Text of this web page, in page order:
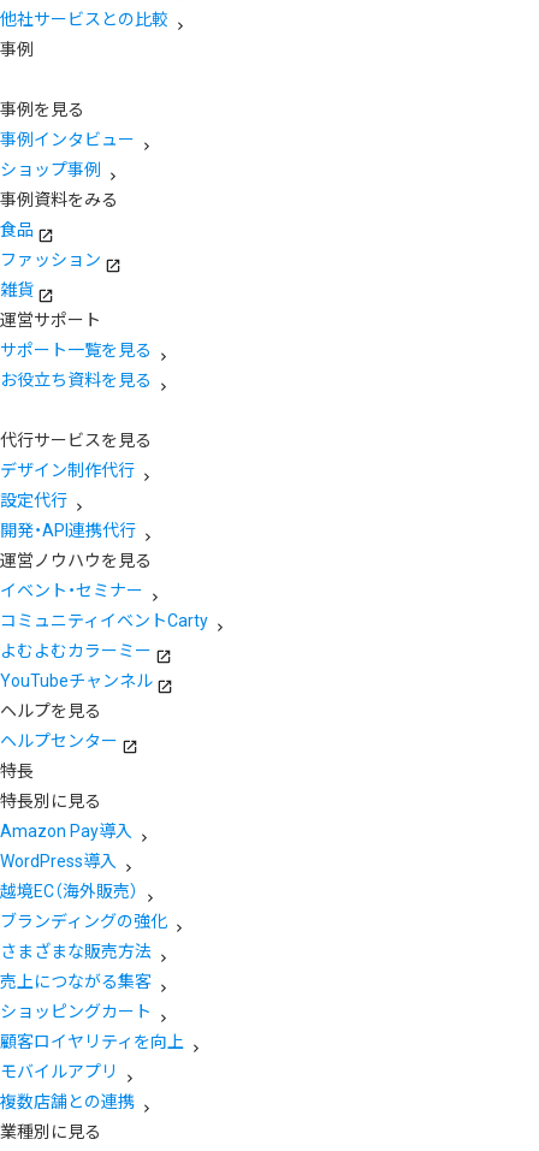
他社サービスとの比較
事例
事例を見る
事例インタビュー
ショップ事例
事例資料をみる
食品
ファッション
雑貨
運営サポート
サポート一覧を見る
お役立ち資料を見る
代行サービスを見る
デザイン制作代行
設定代行
開発・API連携代行
運営ノウハウを見る
イベント・セミナー
コミュニティイベントCarty
よむよむカラーミー
YouTubeチャンネル
ヘルプを見る
ヘルプセンター
特長
特長別に見る
Amazon Pay導入
WordPress導入
越境EC（海外販売）
ブランディングの強化
さまざまな販売方法
売上につながる集客
ショッピングカート
顧客ロイヤリティを向上
モバイルアプリ
複数店舗との連携
業種別に見る